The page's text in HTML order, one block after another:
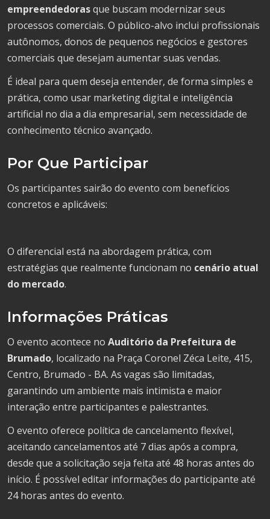
empreendedorasque buscam modernizar seus
processos comerciais. O público-alvo inclui profissionais
autônomos, donos de pequenos negócios e gestores
comerciais que desejam aumentar suas vendas.
É ideal para quem deseja entender, de forma simples e
prática, como usar marketing digital e inteligência
artificial no dia a dia empresarial, sem necessidade de
conhecimento técnico avançado.
Por Que Participar
Os participantes sairão do evento com benefícios
concretos e aplicáveis:
O diferencial está na abordagem prática, com
estratégias que realmente funcionam no cenário atual
do mercado.
Informações Práticas
O evento acontece no Auditório da Prefeitura de
Brumado, localizado na Praça Coronel Zéca Leite, 415,
Centro, Brumado - BA. As vagas são limitadas,
garantindo um ambiente mais intimista e maior
interação entre participantes e palestrantes.
O evento oferece política de cancelamento flexível,
aceitando cancelamentos até 7 dias após a compra,
desde que a solicitação seja feita até 48 horas antes do
início. É possível editar informações do participante até
24 horas antes do evento.